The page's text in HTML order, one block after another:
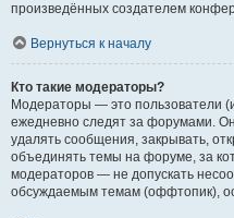
произведённых создателем
Вернуться к началу
Кто такие модераторы?
Модераторы — это пользователи
ежедневно следят за форумами.
удалять сообщения, закрывать,
объединять темы на форуме, за
модераторов — не допускать
обсуждаемым темам (оффтопик),